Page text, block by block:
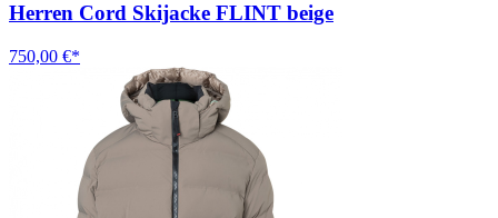
Herren Cord Skijacke FLINT beige
750,00 €*